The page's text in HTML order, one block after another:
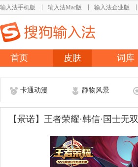
输入法手机版 输入法Mac版 输入法企业版
首页 皮肤 词库
卡通动漫 静物风景
【景诺】王者荣耀·韩信·国士无双